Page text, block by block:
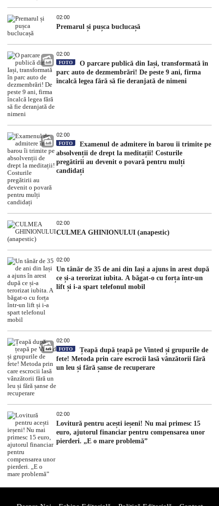
02:00
Premarul și pușca buclucașă
02:00
FOTO
O parcare publică din Iași, transformată în
parc auto de dezmembrări! De peste 9 ani, firma
încalcă legea fără să fie deranjată de nimeni
02:00
FOTO
Examenul de admitere în barou îi trimite pe
absolvenții de drept la meditații! Costurile
pregătirii au devenit o povară pentru mulți
candidați
02:00
CULMEA GHINIONULUI (anapestic)
02:00
Un tânăr de 35 de ani din Iași a ajuns în arest după
ce și-a terorizat iubita. A băgat-o cu forța într-un
lift și i-a spart telefonul mobil
02:00
FOTO
Țeapă după țeapă pe Vinted și grupurile de
fete! Metoda prin care escrocii lasă vânzătorii fără
un leu și fără șanse de recuperare
02:00
Lovitură pentru acești ieșeni! Nu mai primesc 15
euro, ajutorul financiar pentru compensarea unor
pierderi. „E o mare problemă”